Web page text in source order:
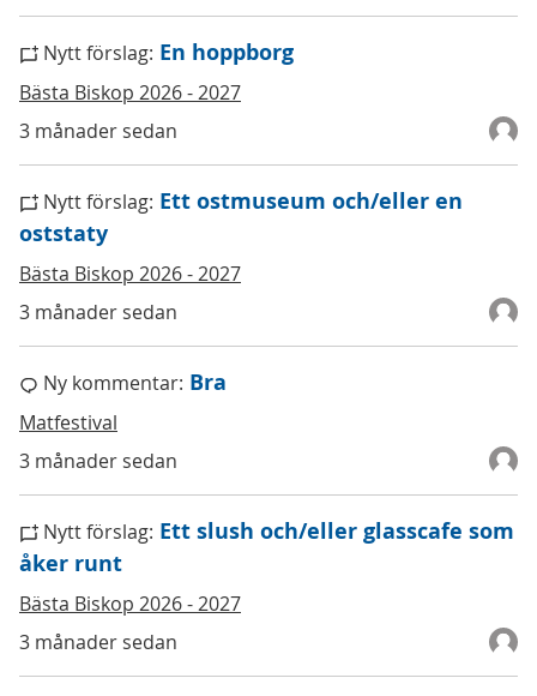
3 månader sedan
Nytt förslag: En hoppborg
Bästa Biskop 2026 - 2027
3 månader sedan
Nytt förslag: Ett ostmuseum och/eller en
oststaty
Bästa Biskop 2026 - 2027
3 månader sedan
Ny kommentar: Bra
Matfestival
3 månader sedan
Nytt förslag: Ett slush och/eller glasscafe som
åker runt
Bästa Biskop 2026 - 2027